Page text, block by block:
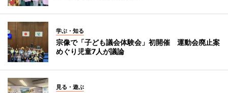
学ぶ・知る
宗像で「子ども議会体験会」初開催 運動会廃止案
めぐり児童7人が議論
見る・遊ぶ